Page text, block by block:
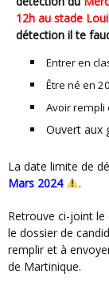
12h au stade
détection il te
Entrer en
Être né en
Avoir rempli
Ouvert aux
La date limite de
Mars 2024
.
Retrouve ci-joint
le dossier de
remplir et à
de Martinique.